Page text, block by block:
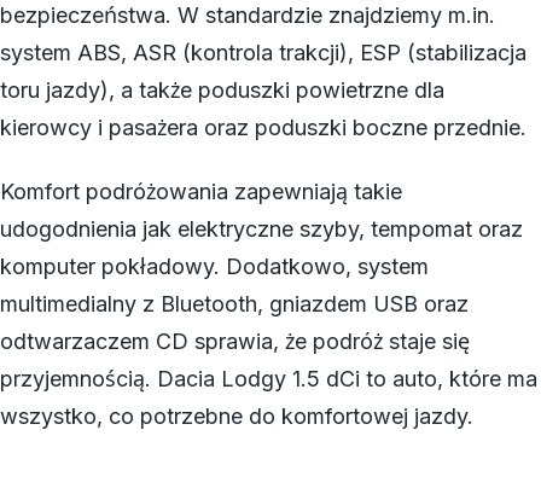
bezpieczeństwa. W standardzie znajdziemy m.in.
system ABS, ASR (kontrola trakcji), ESP (stabilizacja
toru jazdy), a także poduszki powietrzne dla
kierowcy i pasażera oraz poduszki boczne przednie.
Komfort podróżowania zapewniają takie
udogodnienia jak elektryczne szyby, tempomat oraz
komputer pokładowy. Dodatkowo, system
multimedialny z Bluetooth, gniazdem USB oraz
odtwarzaczem CD sprawia, że podróż staje się
przyjemnością. Dacia Lodgy 1.5 dCi to auto, które ma
wszystko, co potrzebne do komfortowej jazdy.